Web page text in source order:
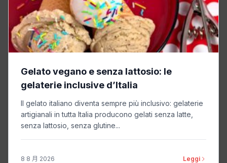
Gelato vegano e senza lattosio: le
gelaterie inclusive d’Italia
Il gelato italiano diventa sempre più inclusivo: gelaterie
artigianali in tutta Italia producono gelati senza latte,
senza lattosio, senza glutine...
8 8 月 2026 Leggi